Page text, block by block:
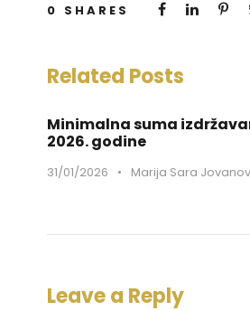
0 SHARES
Related Posts
Minimalna suma
2026. godine
31/01/2026 • Marija Sara
Leave a Reply